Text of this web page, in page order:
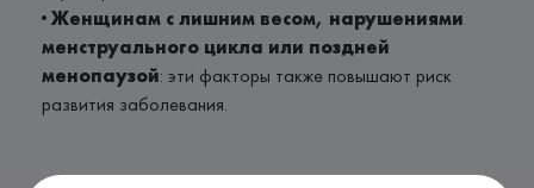
· Женщинам с лишним весом, нарушениями
менструального цикла или поздней
менопаузой: эти факторы также повышают риск
развития заболевания.